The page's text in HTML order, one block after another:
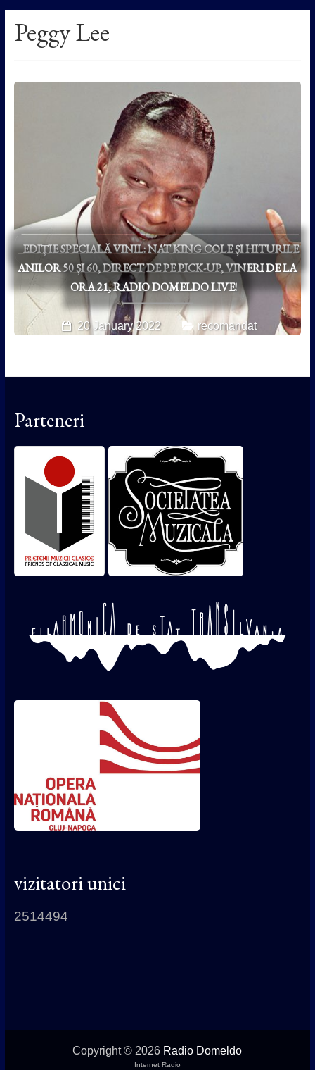
Peggy Lee
EDIȚIE SPECIALĂ VINIL: NAT KING COLE ȘI HITURILE
ANILOR 50 ȘI 60, DIRECT DE PE PICK-UP, VINERI DE LA
ORA 21, RADIO DOMELDO LIVE!
20 January 2022 recomandat
Parteneri
vizitatori unici
2514494
Copyright © 2026 Radio Domeldo
Internet Radio